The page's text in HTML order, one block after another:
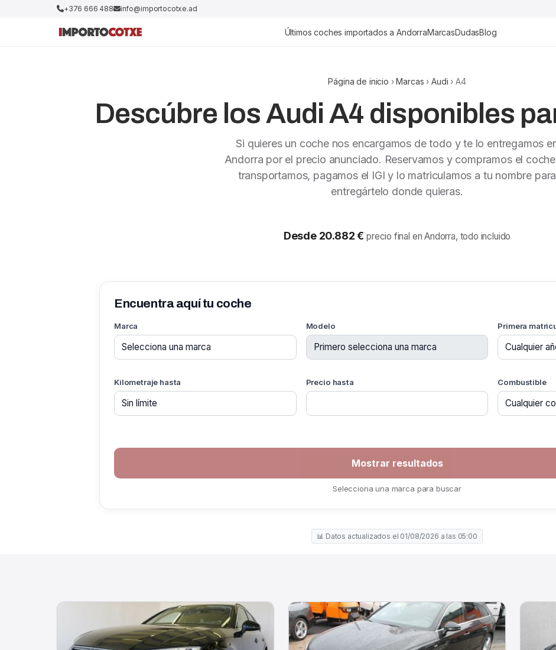
+376 666 488 info@importocotxe.ad
Últimos coches importados a AndorraMarcasDudasBlog
Página de inicio ›Marcas › Audi › A4
Descúbre los Audi A4 disponibles
Si quieres un coche nos encargamos de todo y te lo entregamos
Andorra por el precio anunciado. Reservamos y compramos el
transportamos, pagamos el IGI y lo matriculamos a tu nombre para
entregártelo donde quieras.
Desde 20.882 €precio final en Andorra, todo incluido
Encuentra aquí tu coche
Marca Modelo Primera
Kilometraje hasta Precio hasta Combustible
Selecciona una marca para buscar
📊 Datos actualizados el 01/08/2026 a las 05:00